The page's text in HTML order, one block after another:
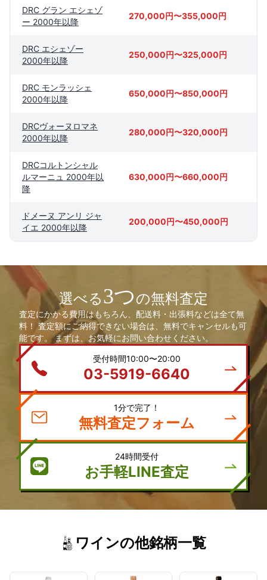
DRC グラン エシェゾ
ー 2000年以降
270,000円〜355,000円
DRC エシェゾー
2000年以降
250,000円〜325,000円
DRC モンラッシェ
2000年以降
650,000円〜850,000円
DRCヴォーヌロマネ
2000年以降
280,000円〜320,000円
DRCコルトンシャル
ルマーニュ 2000年以
降
630,000円〜660,000円
ドメーヌ アンリ ジャ
イエ 2000年以降
200,000円〜450,000円
選べる3つの無料査定
査定にかかる費用はもちろん、配送料・出張料などは全て無
料！ 査定額にご納得できない場合は、無料でキャンセルも可
能です。 まずは、お気軽にお問い合わせください。
受付時間10:00〜20:00
03-5919-6640
1分で完了！
無料査定フォーム
24時間受付
お手軽LINE査定
ワインの他銘柄一覧